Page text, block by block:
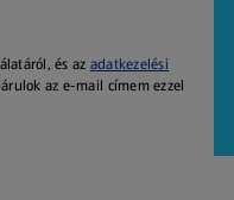
és az adatkezelési
az e-mail címem ezzel